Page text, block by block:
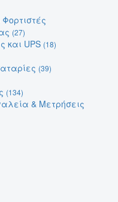
(27)
και UPS (18)
(39)
(134)
& Μετρήσεις